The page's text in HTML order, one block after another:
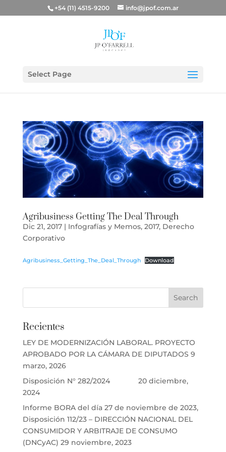
+54 (11) 4515-9200 info@jpof.com.ar
Select Page
Agribusiness Getting The Deal Through
Dic 21, 2017| Infografías y Memos, 2017, Derecho
Corporativo
Agribusiness_Getting_The_Deal_Through Download
Recientes
LEY DE MODERNIZACIÓN LABORAL. PROYECTO
APROBADO POR LA CÁMARA DE DIPUTADOS 9
marzo, 2026
Disposición N° 282/2024
20 diciembre,
2024
Informe BORA del día 27 de noviembre de 2023,
Disposición 112/23 – DIRECCIÓN NACIONAL DEL
CONSUMIDOR Y ARBITRAJE DE CONSUMO
(DNCyAC) 29 noviembre, 2023